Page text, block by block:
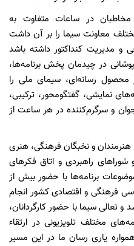
در ساعات متفاوت به
معاونت سیما را بر آن داشت
و مدیریت کنداکتور داشته باشد
در چیدمان پخش برنامه‌ها،
محصول رسانه‌ای، سیمای ملی را
نمایشی، گفتگومحور، ترکیبی،
و سرگرم‌کننده در هر ساعت از
و نخبگان فرهنگی، هنری
راهبردی و اتاق فکرهای
برنامه‌ها با حضور بیش از
فرهنگی و اقتصادی کشور انجام
سیما با حضور کارگردانان،
مختلف تلویزیونی در ارتقاء
یاری رسان ما در این مسیر